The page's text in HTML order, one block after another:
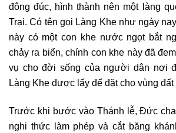
đông đúc, hình thành nên một làng
Trại. Có tên gọi Làng Khe như ngày
này có một con khe nước ngọt bắt
chảy ra biển, chính con khe này đã
vụ cho đời sống của người dân nơi
Làng Khe được lấy để đặt cho vùng đất
Trước khi bước vào Thánh lễ, Đức
nghi thức làm phép và cắt băng